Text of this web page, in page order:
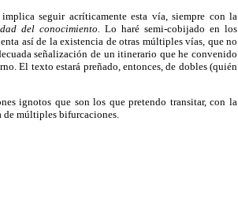
seguir acríticamente esta vía, siempre con la
del conocimiento.
Lo haré semi-cobijado en los
así de la existencia de otras múltiples vías, que no
señalización de un itinerario que he convenido
El texto estará preñado, entonces, de dobles (quién
ignotos que son los que pretendo transitar, con la
múltiples bifurcaciones.